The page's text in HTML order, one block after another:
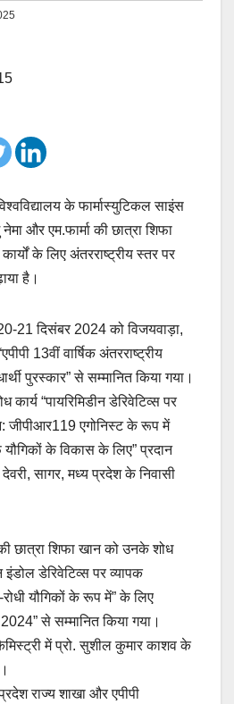
के फार्मास्युटिकल साइंस
नेमा और एम.फार्मा की छात्रा शिफा
के लिए अंतरराष्ट्रीय स्तर पर
है।
20-21 दिसंबर 2024 को विजयवाड़ा,
13वीं वार्षिक अंतरराष्ट्रीय
पुरस्कार” से सम्मानित किया गया।
“पायरिमिडीन डेरिवेटिव्स पर
जीपीआर119 एगोनिस्ट के रूप में
के विकास के लिए” प्रदान
सागर, मध्य प्रदेश के निवासी
छात्रा शिफा खान को उनके शोध
इंडोल डेरिवेटिव्स पर व्यापक
यौगिकों के रूप में” के लिए
से सम्मानित किया गया।
कैमिस्ट्री में प्रो. सुशील कुमार काशव के
राज्य शाखा और एपीपी